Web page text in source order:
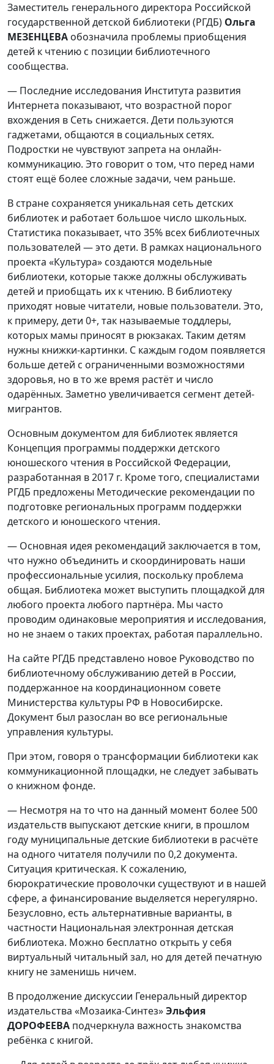
Заместитель генерального директора Российской
государственной детской библиотеки (РГДБ) Ольга
МЕЗЕНЦЕВА обозначила проблемы приобщения
детей к чтению с позиции библиотечного
сообщества.
— Последние исследования Института развития
Интернета показывают, что возрастной порог
вхождения в Сеть снижается. Дети пользуются
гаджетами, общаются в социальных сетях.
Подростки не чувствуют запрета на онлайн-
коммуникацию. Это говорит о том, что перед нами
стоят ещё более сложные задачи, чем раньше.
В стране сохраняется уникальная сеть детских
библиотек и работает большое число школьных.
Статистика показывает, что 35% всех библиотечных
пользователей — это дети. В рамках национального
проекта «Культура» создаются модельные
библиотеки, которые также должны обслуживать
детей и приобщать их к чтению. В библиотеку
приходят новые читатели, новые пользователи. Это,
к примеру, дети 0+, так называемые тоддлеры,
которых мамы приносят в рюкзаках. Таким детям
нужны книжки-картинки. С каждым годом появляется
больше детей с ограниченными возможностями
здоровья, но в то же время растёт и число
одарённых. Заметно увеличивается сегмент детей-
мигрантов.
Основным документом для библиотек является
Концепция программы поддержки детского
юношеского чтения в Российской Федерации,
разработанная в 2017 г. Кроме того, специалистами
РГДБ предложены Методические рекомендации по
подготовке региональных программ поддержки
детского и юношеского чтения.
— Основная идея рекомендаций заключается в том,
что нужно объединить и скоординировать наши
профессиональные усилия, поскольку проблема
общая. Библиотека может выступить площадкой для
любого проекта любого партнёра. Мы часто
проводим одинаковые мероприятия и исследования,
но не знаем о таких проектах, работая параллельно.
На сайте РГДБ представлено новое Руководство по
библиотечному обслуживанию детей в России,
поддержанное на координационном совете
Министерства культуры РФ в Новосибирске.
Документ был разослан во все региональные
управления культуры.
При этом, говоря о трансформации библиотеки как
коммуникационной площадки, не следует забывать
о книжном фонде.
— Несмотря на то что на данный момент более 500
издательств выпускают детские книги, в прошлом
году муниципальные детские библиотеки в расчёте
на одного читателя получили по 0,2 документа.
Ситуация критическая. К сожалению,
бюрократические проволочки существуют и в нашей
сфере, а финансирование выделяется нерегулярно.
Безусловно, есть альтернативные варианты, в
частности Национальная электронная детская
библиотека. Можно бесплатно открыть у себя
виртуальный читальный зал, но для детей печатную
книгу не заменишь ничем.
В продолжение дискуссии Генеральный директор
издательства «Мозаика-Синтез»Эльфия
ДОРОФЕЕВА подчеркнула важность знакомства
ребёнка с книгой.